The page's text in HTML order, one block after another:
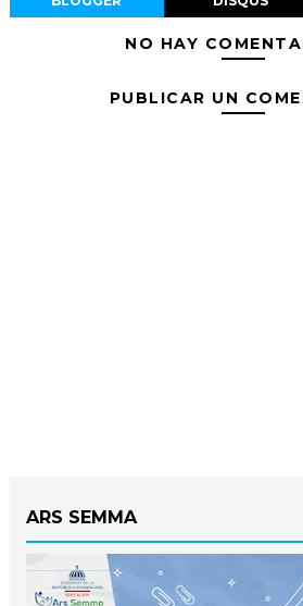
NO HAY
PUBLICAR UN
ARS SEMMA